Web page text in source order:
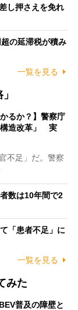
し押さえを免れ
の延滞税が積み
一覧を見る
るか？】警察庁
構造改革」 実
不足」だ。警察
数は10年間で2
「患者不足」に
一覧を見る
みた
普及の障壁と